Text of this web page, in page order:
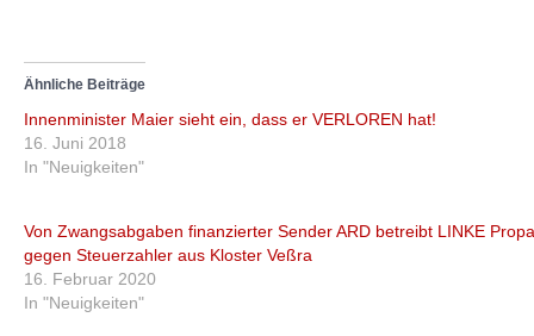
Ähnliche Beiträge
Innenminister Maier sieht ein, dass er VERLOREN hat!
16. Juni 2018
In "Neuigkeiten"
Von Zwangsabgaben finanzierter Sender ARD betreibt LINKE
gegen Steuerzahler aus Kloster Veßra
16. Februar 2020
In "Neuigkeiten"